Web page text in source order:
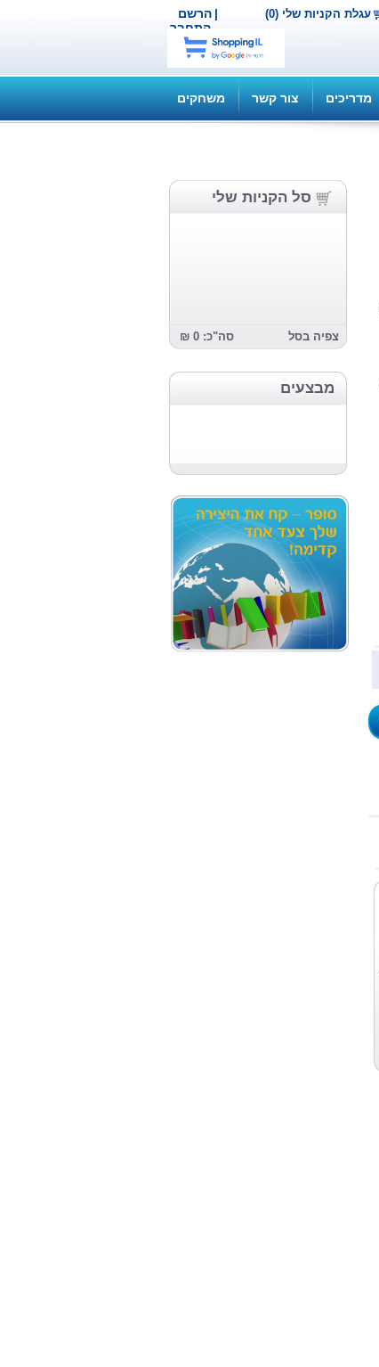
הרשם |
התחבר
עגלת הקניות שלי (0)
מדריכים צור קשר משחקים
סל הקניות שלי
צפיה בסל סה"כ: 0 ₪
מבצעים